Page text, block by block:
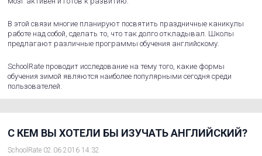
В этой связи многие планируют посвятить праздничные каникулы
работе над собой, сделать то, что так долго откладывал. Школы
предлагают различные программы обучения английскому.
SchoolRate проводит исследование на тему того, какие формы
обучения зимой являются наиболее популярными сегодня среди
пользователей.
С КЕМ ВЫ ХОТЕЛИ БЫ ИЗУЧАТЬ АНГЛИЙСКИЙ?
SchoolRate 02.06.2016 14:32